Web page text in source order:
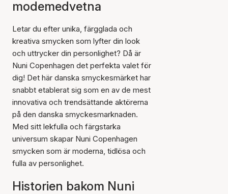
modemedvetna
Letar du efter unika, färgglada och
kreativa smycken som lyfter din look
och uttrycker din personlighet? Då är
Nuni Copenhagen det perfekta valet för
dig! Det här danska smyckesmärket har
snabbt etablerat sig som en av de mest
innovativa och trendsättande aktörerna
på den danska smyckesmarknaden.
Med sitt lekfulla och färgstarka
universum skapar Nuni Copenhagen
smycken som är moderna, tidlösa och
fulla av personlighet.
Historien bakom Nuni